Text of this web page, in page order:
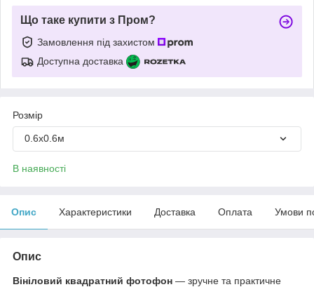
Що таке купити з Пром?
Замовлення під захистом
Доступна доставка
Розмір
0.6х0.6м
В наявності
Опис Характеристики Доставка Оплата Умови
Опис
Вініловий квадратний фотофон — зручне та практичне